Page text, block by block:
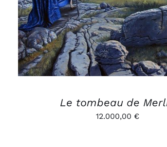
Le tombeau de
12.000,00 €